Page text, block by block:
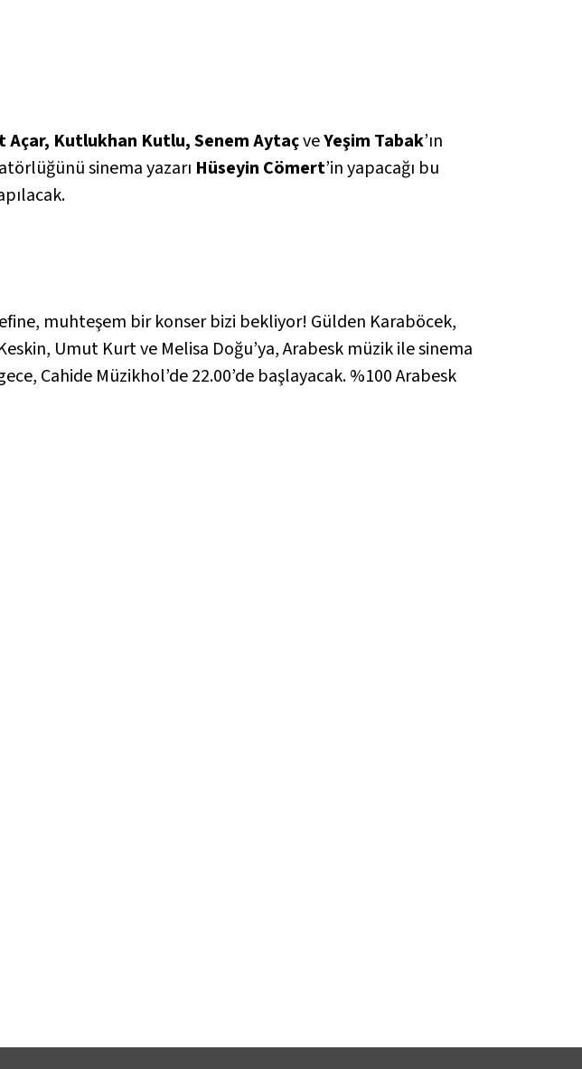
Açar, Kutlukhan Kutlu, Senem AytaçveYeşim Tabak’ın
sinema yazarı Hüseyin Cömert’in yapacağı bu
muhteşem bir konser bizi bekliyor! Gülden Karaböcek,
Umut Kurt ve Melisa Doğu’ya, Arabesk müzik ile sinema
Cahide Müzikhol’de 22.00’de başlayacak. %100 Arabesk